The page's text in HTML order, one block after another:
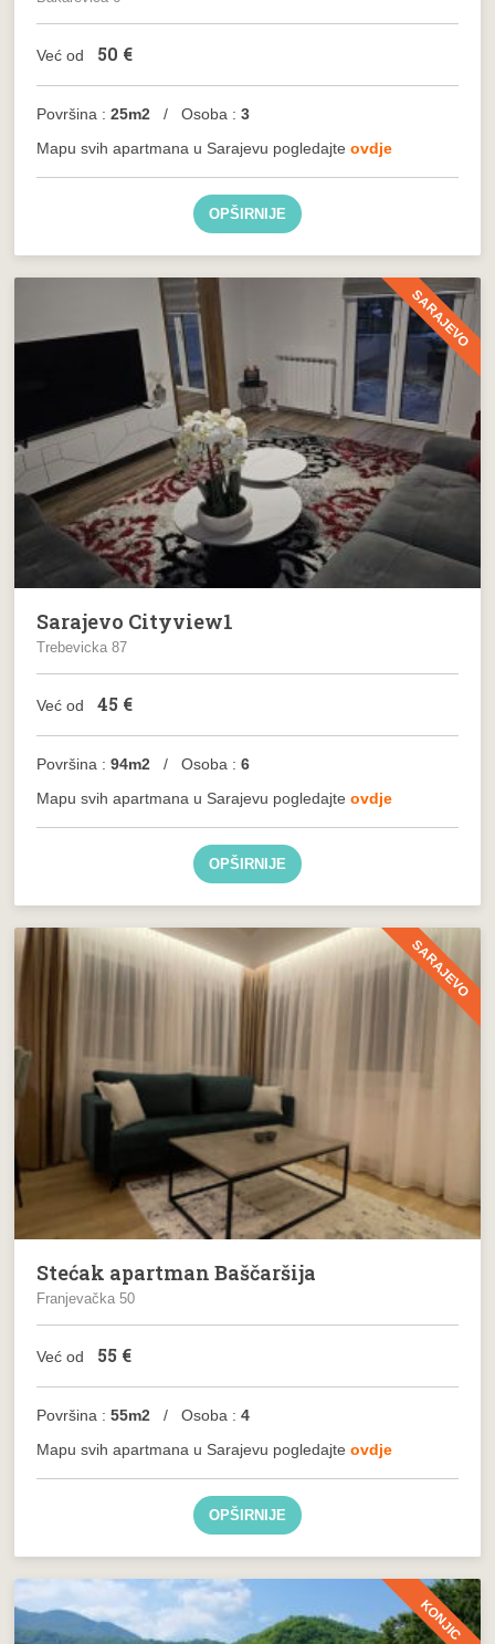
Već od 50 €
Površina : 25m2 / Osoba :3
Mapu svih apartmana u Sarajevu pogledajteovdje
OPŠIRNIJE
SARAJEVO
Sarajevo Cityview1
Trebevicka 87
Već od 45 €
Površina :94m2 / Osoba :6
Mapu svih apartmana u Sarajevu pogledajteovdje
OPŠIRNIJE
SARAJEVO
Stećak apartman Baščaršija
Franjevačka 50
Već od 55 €
Površina : 55m2 / Osoba :4
Mapu svih apartmana u Sarajevu pogledajteovdje
OPŠIRNIJE
KONJIC